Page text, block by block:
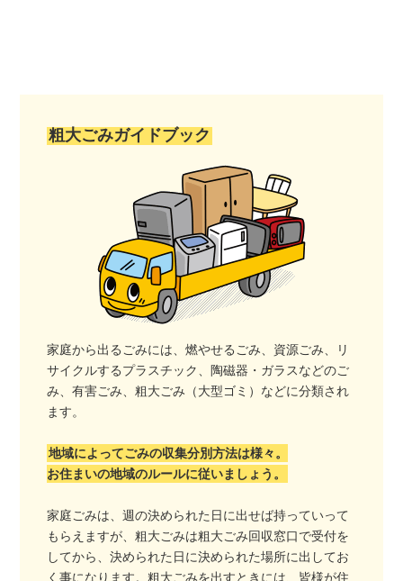
粗大ごみガイドブック
家庭から出るごみには、燃やせるごみ、資源ごみ、リ
サイクルするプラスチック、陶磁器・ガラスなどのご
み、有害ごみ、粗大ごみ（大型ゴミ）などに分類され
ます。
地域によってごみの収集分別方法は様々。
お住まいの地域のルールに従いましょう。
家庭ごみは、週の決められた日に出せば持っていって
もらえますが、粗大ごみは粗大ごみ回収窓口で受付を
してから、決められた日に決められた場所に出してお
く事になります。粗大ごみを出すときには、皆様が住